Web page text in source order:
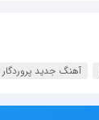
آهنگ جدید پروردگار